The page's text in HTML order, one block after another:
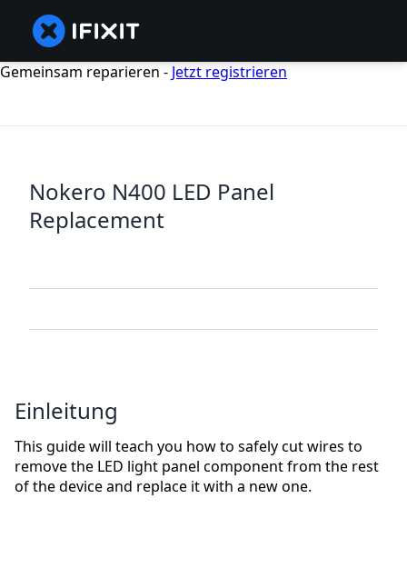
Gemeinsam reparieren - Jetzt registrieren
Nokero N400 LED Panel
Replacement
Einleitung
This guide will teach you how to safely cut wires to
remove the LED light panel component from the rest
of the device and replace it with a new one.